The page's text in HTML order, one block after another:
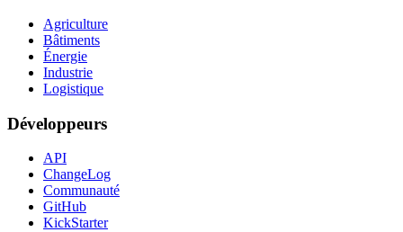
Agriculture
Bâtiments
Énergie
Industrie
Logistique
Développeurs
API
ChangeLog
Communauté
GitHub
KickStarter